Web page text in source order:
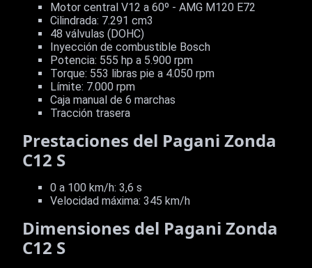
Motor central V12 a 60º - AMG M120 E72
Cilindrada: 7.291 cm3
48 válvulas (DOHC)
Inyección de combustible Bosch
Potencia: 555 hp a 5.900 rpm
Torque: 553 libras pie a 4.050 rpm
Límite: 7.000 rpm
Caja manual de 6 marchas
Tracción trasera
Prestaciones del Pagani Zonda
C12 S
0 a 100 km/h: 3,6 s
Velocidad máxima: 345 km/h
Dimensiones del Pagani Zonda
C12 S